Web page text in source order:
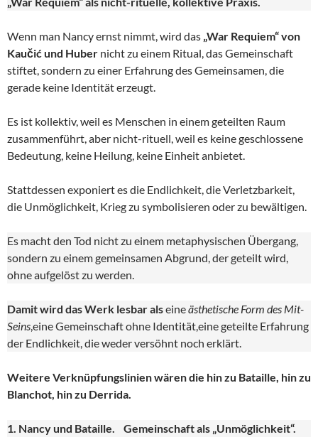
Wenn man Nancy ernst nimmt, wird das „War Requiem“ von
Kaučić und Huber nicht zu einem Ritual, das Gemeinschaft
stiftet, sondern zu einer Erfahrung des Gemeinsamen, die
gerade keine Identität erzeugt.
Es ist kollektiv, weil es Menschen in einem geteilten Raum
zusammenführt, aber nicht-rituell, weil es keine geschlossene
Bedeutung, keine Heilung, keine Einheit anbietet.
Stattdessen exponiert es die Endlichkeit, die Verletzbarkeit,
die Unmöglichkeit, Krieg zu symbolisieren oder zu bewältigen.
Es macht den Tod nicht zu einem metaphysischen Übergang,
sondern zu einem gemeinsamen Abgrund, der geteilt wird,
ohne aufgelöst zu werden.
Damit wird das Werk lesbar alseineästhetische Form des Mit-
Seins,eine Gemeinschaft ohne Identität,eine geteilte Erfahrung
der Endlichkeit, die weder versöhnt noch erklärt.
Weitere Verknüpfungslinien wären die hin zu Bataille, hin zu
Blanchot, hin zu Derrida.
1. Nancy und Bataille. Gemeinschaft als „Unmöglichkeit“.